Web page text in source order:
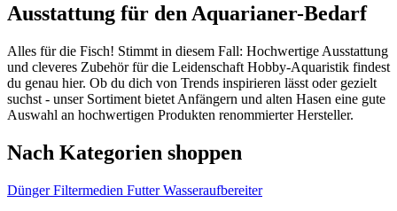
Ausstattung für den Aquarianer-Bedarf
Alles für die Fisch! Stimmt in diesem Fall: Hochwertige Ausstattung
und cleveres Zubehör für die Leidenschaft Hobby-Aquaristik findest
du genau hier. Ob du dich von Trends inspirieren lässt oder gezielt
suchst - unser Sortiment bietet Anfängern und alten Hasen eine gute
Auswahl an hochwertigen Produkten renommierter Hersteller.
Nach Kategorien shoppen
Dünger Filtermedien Futter Wasseraufbereiter